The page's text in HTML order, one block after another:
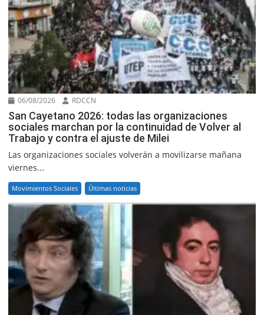
06/08/2026 RDCCN
San Cayetano 2026: todas las organizaciones
sociales marchan por la continuidad de Volver al
Trabajo y contra el ajuste de Milei
Las organizaciones sociales volverán a movilizarse mañana
viernes...
Movimientos Sociales Últimas noticias